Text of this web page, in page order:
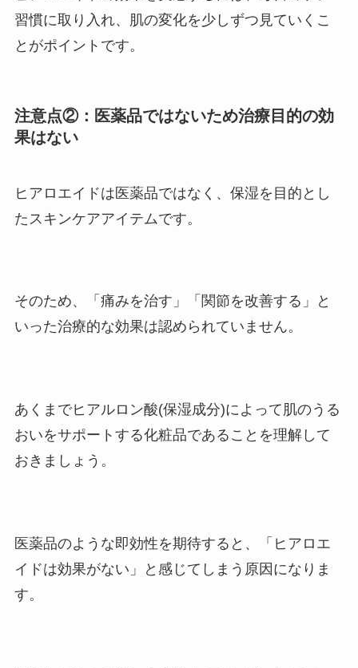
習慣に取り入れ、肌の変化を少しずつ見ていくこ
とがポイントです。
注意点②：医薬品ではないため治療目的の効
果はない
ヒアロエイドは医薬品ではなく、保湿を目的とし
たスキンケアアイテムです。
そのため、「痛みを治す」「関節を改善する」と
いった治療的な効果は認められていません。
あくまでヒアルロン酸(保湿成分)によって肌のうる
おいをサポートする化粧品であることを理解して
おきましょう。
医薬品のような即効性を期待すると、「ヒアロエ
イドは効果がない」と感じてしまう原因になりま
す。